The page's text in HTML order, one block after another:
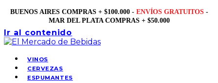
BUENOS AIRES COMPRAS + $100.000 - ENVÍOS GRATUITOS -
MAR DEL PLATA COMPRAS + $50.000
Ir al contenido
VINOS
CERVEZAS
ESPUMANTES